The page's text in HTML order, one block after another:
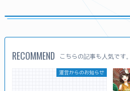
RECOMMEND こちらの記事も人気です。
運営からのお知らせ